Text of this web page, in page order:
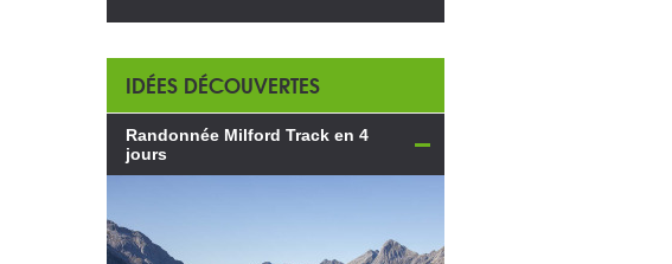
IDÉES DÉCOUVERTES
Randonnée Milford Track en 4
jours